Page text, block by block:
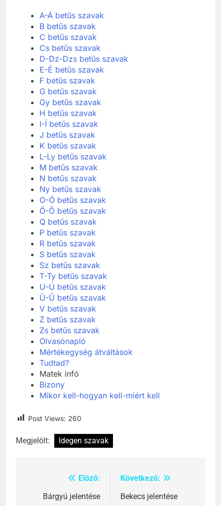
A-Á betűs szavak
B betűs szavak
C betűs szavak
Cs betűs szavak
D-Dz-Dzs betűs szavak
E-É betűs szavak
F betűs szavak
G betűs szavak
Gy betűs szavak
H betűs szavak
I-Í betűs szavak
J betűs szavak
K betűs szavak
L-Ly betűs szavak
M betűs szavak
N betűs szavak
Ny betűs szavak
O-Ó betűs szavak
Ö-Ő betűs szavak
Q betűs szavak
P betűs szavak
R betűs szavak
S betűs szavak
Sz betűs szavak
T-Ty betűs szavak
U-Ú betűs szavak
Ü-Ű betűs szavak
V betűs szavak
Z betűs szavak
Zs betűs szavak
Olvasónapló
Mértékegység átváltások
Tudtad?
Matek infó
Bizony
Mikor kell-hogyan kell-miért kell
Post Views: 260
Megjelölt: Idegen szavak
Bejegyzés
navigáció
Előző:
Bárgyú jelentése
Következő:
Bekecs jelentése